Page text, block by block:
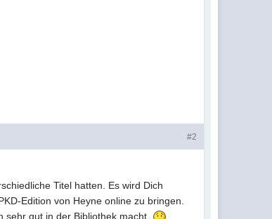
#2
Titel hatten. Es wird Dich
Edition von Heyne online zu bringen.
gut in der Bibliothek macht.